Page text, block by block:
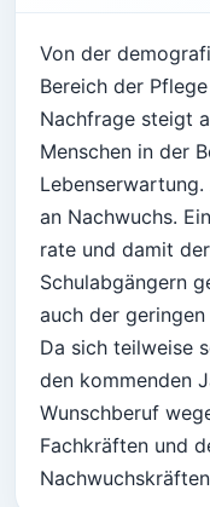
Von der
Bereich der
Nachfrage steigt
Menschen in der
an Nachwuchs.
rate und damit
Schulabgängern
auch der
Da sich teilweise
den kommenden
Wunschberuf
Fachkräften und